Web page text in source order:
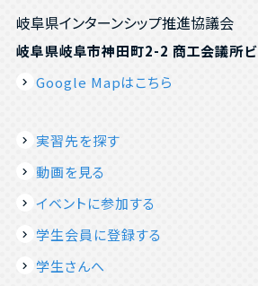
岐阜県インターンシップ推進協議会
岐阜県岐阜市神田町2-2 商工会議所
Google Mapはこちら
実習先を探す
動画を見る
イベントに参加する
学生会員に登録する
学生さんへ